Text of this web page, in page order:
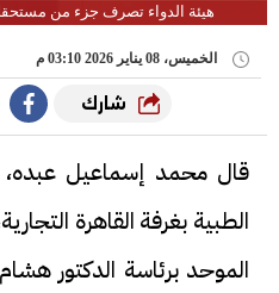
هيئة الدواء تصرف جزء من
الخميس، 08 يناير 2026 03:10 م
شارك
قال محمد إسماعيل
الطبية بغرفة القاهرة
الموحد برئاسة الدكتور